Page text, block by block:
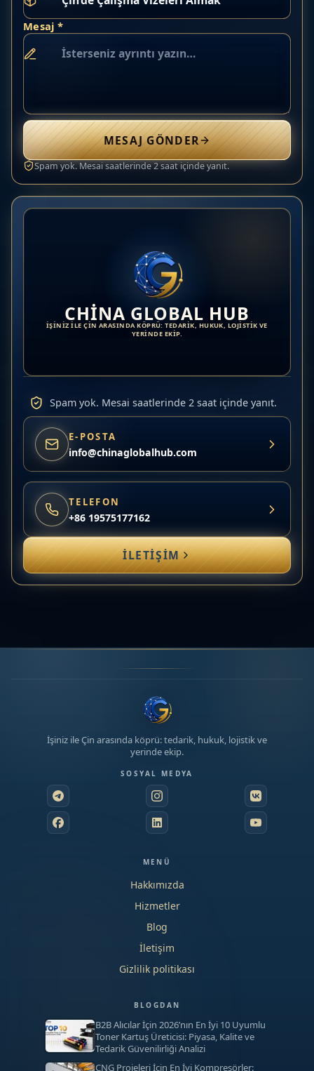
Mesaj *
MESAJ GÖNDER
Spam yok. Mesai saatlerinde 2 saat içinde yanıt.
CHINA GLOBAL HUB
İŞINIZ ILE ÇIN ARASINDA KÖPRÜ: TEDARIK, HUKUK, LOJISTIK VE
YERINDE EKIP.
Spam yok. Mesai saatlerinde 2 saat içinde yanıt.
E-POSTA
info@chinaglobalhub.com
TELEFON
+86 19575177162
İLETIŞIM
İşiniz ile Çin arasında köprü: tedarik, hukuk, lojistik ve
yerinde ekip.
SOSYAL MEDYA
MENÜ
Hakkımızda
Hizmetler
Blog
İletişim
Gizlilik politikası
BLOGDAN
B2B Alıcılar İçin 2026’nın En İyi 10 Uyumlu
Toner Kartuş Üreticisi: Piyasa, Kalite ve
Tedarik Güvenilirliği Analizi
CNG Projeleri İçin En İyi Kompresörler: